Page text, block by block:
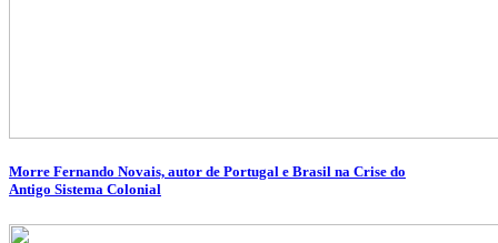
Morre Fernando Novais, autor de Portugal e Brasil na Crise do
Antigo Sistema Colonial